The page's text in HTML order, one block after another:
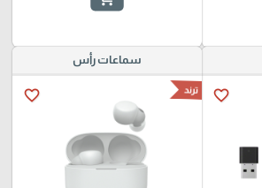
favorite_border
سماعات رأس
favorite_border ترند